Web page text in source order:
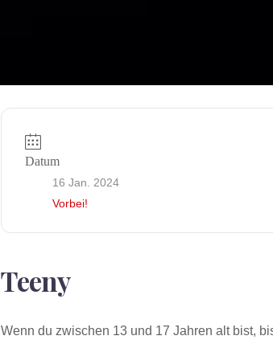
Datum
16 Jan. 2024
Vorbei!
Teeny
Wenn du zwischen 13 und 17 Jahren alt bist,